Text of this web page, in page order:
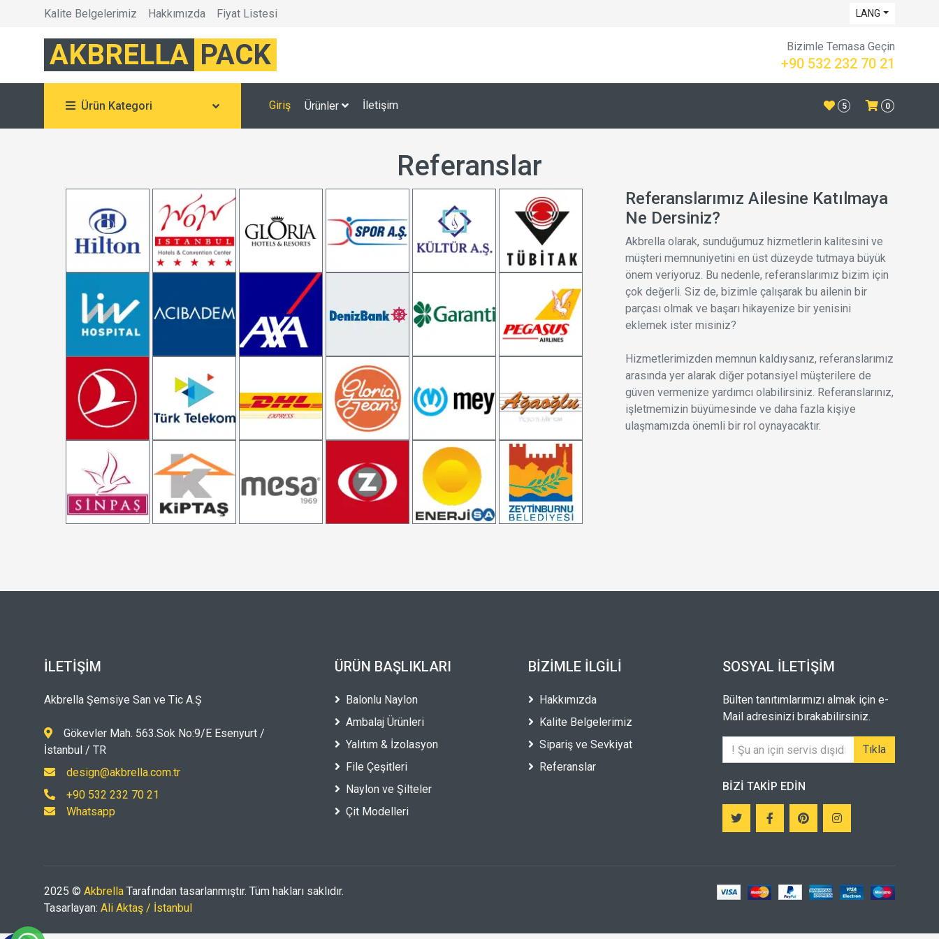
Kalite Belgelerimiz Hakkımızda Fiyat Listesi LANG
AKBRELLA PACK Bizimle Temasa Geçin
+90 532 232 70 21
Ürün Kategori Giriş Ürünler İletişim 5 0
Referanslar
Referanslarımız Ailesine Katılmaya
Ne Dersiniz?
Akbrella olarak, sunduğumuz hizmetlerin kalitesini ve
müşteri memnuniyetini en üst düzeyde tutmaya büyük
önem veriyoruz. Bu nedenle, referanslarımız bizim için
çok değerli. Siz de, bizimle çalışarak bu ailenin bir
parçası olmak ve başarı hikayenize bir yenisini
eklemek ister misiniz?
Hizmetlerimizden memnun kaldıysanız, referanslarımız
arasında yer alarak diğer potansiyel müşterilere de
güven vermenize yardımcı olabilirsiniz. Referanslarınız,
işletmemizin büyümesinde ve daha fazla kişiye
ulaşmamızda önemli bir rol oynayacaktır.
İLETIŞIM
Akbrella Şemsiye San ve Tic A.Ş
Gökevler Mah. 563.Sok No:9/E Esenyurt /
İstanbul / TR
design@akbrella.com.tr
+90 532 232 70 21
Whatsapp
ÜRÜN BAŞLIKLARI
Balonlu Naylon
Ambalaj Ürünleri
Yalıtım & İzolasyon
File Çeşitleri
Naylon ve Şilteler
Çit Modelleri
BIZIMLE İLGILI
Hakkımızda
Kalite Belgelerimiz
Sipariş ve Sevkiyat
Referanslar
SOSYAL İLETIŞIM
Bülten tanıtımlarımızı almak için e-
Mail adresinizi bırakabilirsiniz.
Tıkla
BIZI TAKIP EDIN
2025 © Akbrella Tarafından tasarlanmıştır. Tüm hakları saklıdır.
Tasarlayan: Ali Aktaş / İstanbul